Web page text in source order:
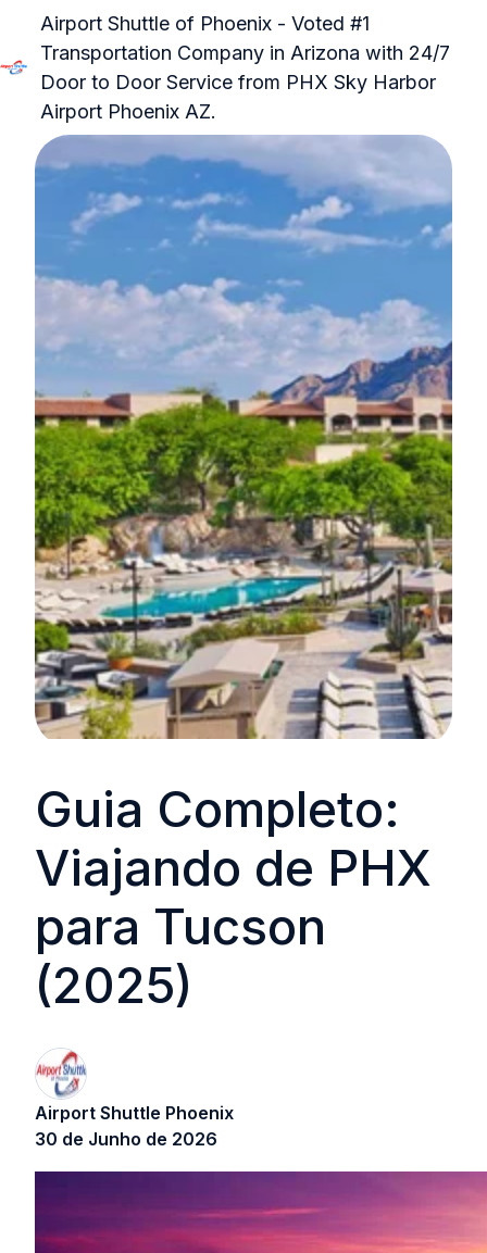
Airport Shuttle of Phoenix - Voted #1
Transportation Company in Arizona with 24/7
Door to Door Service from PHX Sky Harbor
Airport Phoenix AZ.
Guia Completo:
Viajando de PHX
para Tucson
(2025)
Airport Shuttle Phoenix
30 de Junho de 2026